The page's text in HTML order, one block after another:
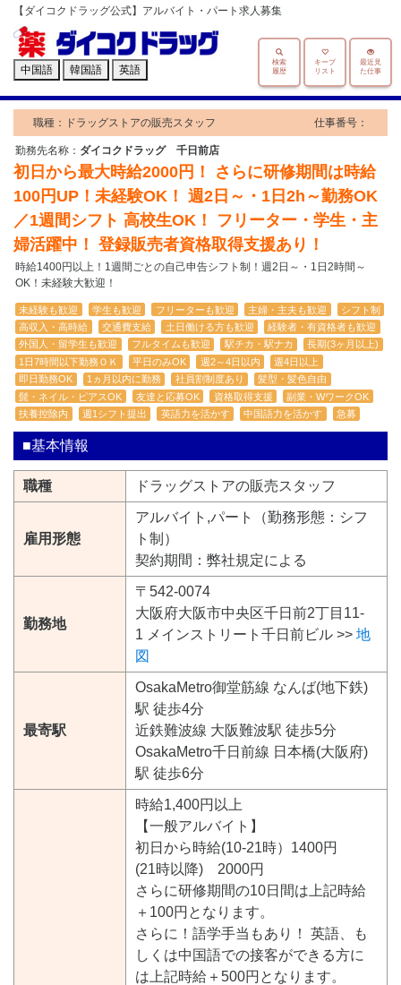
【ダイコクドラッグ公式】アルバイト・パート求人募集
中国語 韓国語 英語
最近見
た仕事
キープ
リスト
検索
履歴
職種：ドラッグストアの販売スタッフ 仕事番号：
勤務先名称： ダイコクドラッグ 千日前店
初日から最大時給2000円！ さらに研修期間は時給
100円UP！未経験OK！ 週2日～・1日2h～勤務OK
／1週間シフト 高校生OK！ フリーター・学生・主
婦活躍中！ 登録販売者資格取得支援あり！
時給1400円以上！1週間ごとの自己申告シフト制！週2日～・1日2時間～
OK！未経験大歓迎！
未経験も歓迎 学生も歓迎 フリーターも歓迎 主婦・主夫も歓迎
シフト制
高収入・高時給
交通費支給 土日働ける方も歓迎
経験者・有資格者も歓迎
外国人・留学生も歓迎
フルタイムも歓迎 駅チカ・駅ナカ
長期(3ヶ月以上)
1日7時間以下勤務ＯＫ
平日のみOK 週2～4日以内
週4日以上
即日勤務OK
1ヵ月以内に勤務 社員割制度あり
髪型・髪色自由
髭・ネイル・ピアスOK
友達と応募OK 資格取得支援
副業・WワークOK
扶養控除内
週1シフト提出 英語力を活かす 中国語力を活かす 急募
■基本情報
職種 ドラッグストアの販売スタッフ
雇用形態
アルバイト,パート（勤務形態：シフ
ト制）
契約期間：弊社規定による
勤務地
〒542-0074
大阪府大阪市中央区千日前2丁目11-
1 メインストリート千日前ビル >> 地
図
最寄駅
OsakaMetro御堂筋線 なんば(地下鉄)
駅 徒歩4分
近鉄難波線 大阪難波駅 徒歩5分
OsakaMetro千日前線 日本橋(大阪府)
駅 徒歩6分
時給1,400円以上
【一般アルバイト】
初日から時給(10-21時）1400円
(21時以降) 2000円
さらに研修期間の10日間は上記時給
＋100円となります。
さらに！語学手当もあり！ 英語、も
しくは中国語での接客ができる方に
は上記時給＋500円となります。